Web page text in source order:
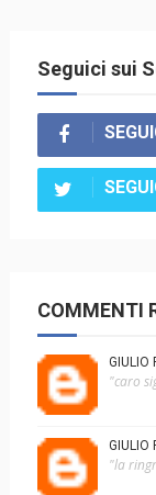
Seguici sui
COMMENTI
GIULIO
"caro
GIULIO
"la